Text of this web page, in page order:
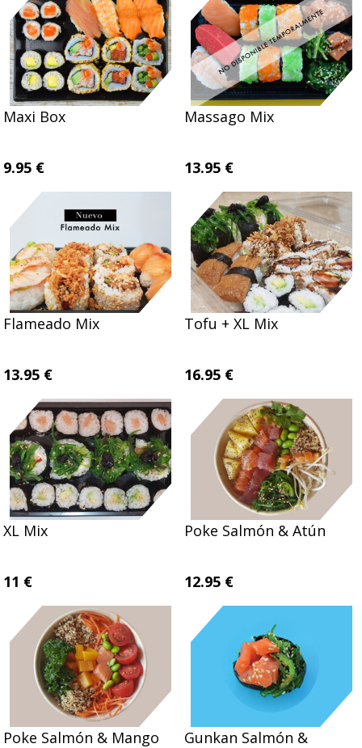
Maxi Box
9.95 €
Massago Mix
13.95 €
Flameado Mix
13.95 €
Tofu + XL Mix
16.95 €
XL Mix
11 €
Poke Salmón & Atún
12.95 €
Poke Salmón & Mango
Gunkan Salmón &